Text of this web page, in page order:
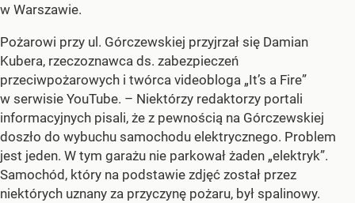
w Warszawie.
Pożarowi przy ul. Górczewskiej przyjrzał się Damian
Kubera, rzeczoznawca ds. zabezpieczeń
przeciwpożarowych i twórca videobloga „It’s a Fire”
w serwisie YouTube. – Niektórzy redaktorzy portali
informacyjnych pisali, że z pewnością na Górczewskiej
doszło do wybuchu samochodu elektrycznego. Problem
jest jeden. W tym garażu nie parkował żaden „elektryk”.
Samochód, który na podstawie zdjęć został przez
niektórych uznany za przyczynę pożaru, był spalinowy.